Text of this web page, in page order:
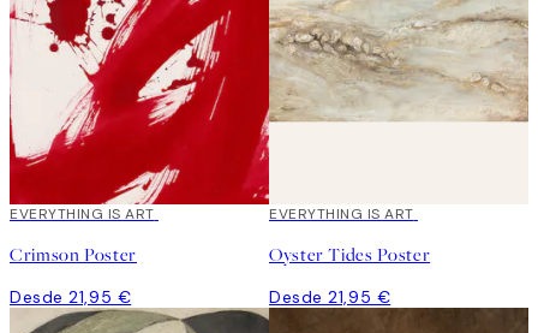
EVERYTHING IS ART
Crimson Poster
Desde 21,95 €
EVERYTHING IS ART
Oyster Tides Poster
Desde 21,95 €